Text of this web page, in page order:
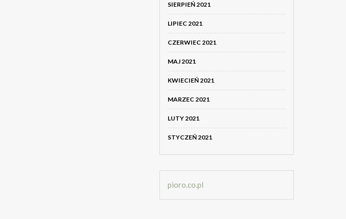
SIERPIEŃ 2021
LIPIEC 2021
CZERWIEC 2021
MAJ 2021
KWIECIEŃ 2021
MARZEC 2021
LUTY 2021
STYCZEŃ 2021
pioro.co.pl